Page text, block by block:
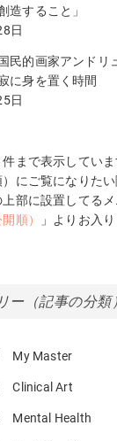
造すること」
日
民的画家アンドリ
に身を置く時間
日
まで表示していま
にご覧になりたい
部に設置してる
順）
」よりお入
ー（記事の分類）
My Master
Clinical Art
Mental Health